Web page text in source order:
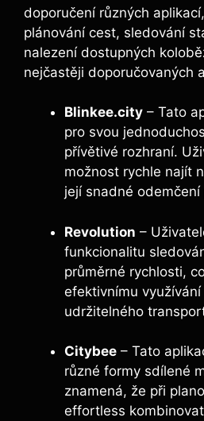
doporučení různých
plánování cest, sledování
nalezení dostupných
nejčastěji doporučovaných
Blinkee.city – Tato
pro svou
přívětivé rozhraní.
možnost rychle najít
její snadné odemčení
Revolution –
funkcionalitu
průměrné rychlosti,
efektivnímu
udržitelného
Citybee – Tato
různé formy sdílené
znamená, že při
effortless